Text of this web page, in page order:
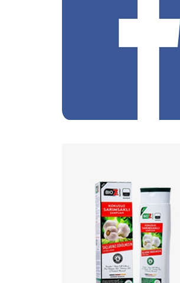
ШАМПУНЬ ПРОТИВ
ВЫПАДЕНИЯ ВОЛОС